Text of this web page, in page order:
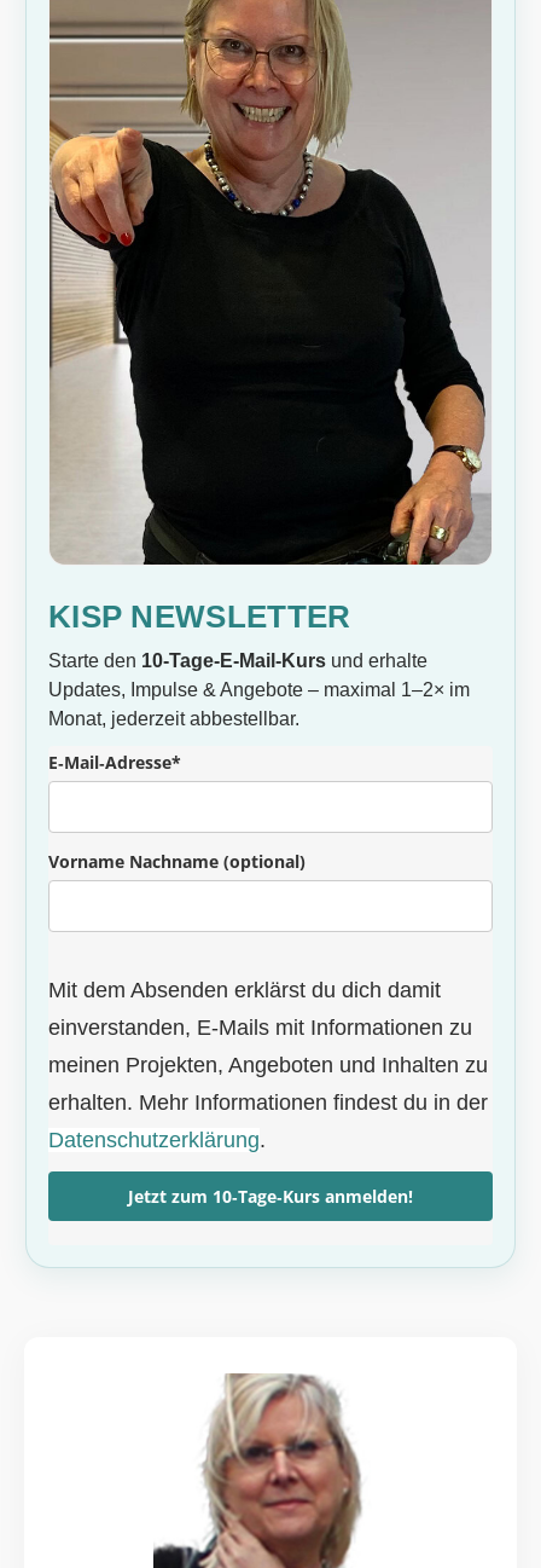
KISP NEWSLETTER
Starte den 10‑Tage‑E‑Mail‑Kursund erhalte
Updates, Impulse & Angebote – maximal 1–2× im
Monat, jederzeit abbestellbar.
E‑Mail‑Adresse*
Vorname Nachname (optional)
Mit dem Absenden erklärst du dich damit
einverstanden, E‑Mails mit Informationen zu
meinen Projekten, Angeboten und Inhalten zu
erhalten. Mehr Informationen findest du in der
Datenschutzerklärung.
Jetzt zum 10‑Tage‑Kurs anmelden!